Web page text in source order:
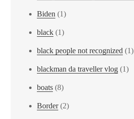
Biden (1)
black (1)
black people not recognized (1)
blackman da traveller vlog (1)
boats (8)
Border(2)